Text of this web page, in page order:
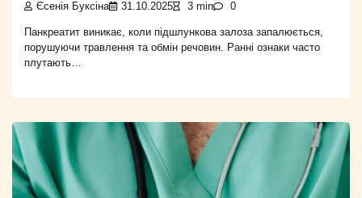
Єсенія Буксіна 31.10.2025 3 min 0
Панкреатит виникає, коли підшлункова залоза запалюється,
порушуючи травлення та обмін речовин. Ранні ознаки часто
плутають…